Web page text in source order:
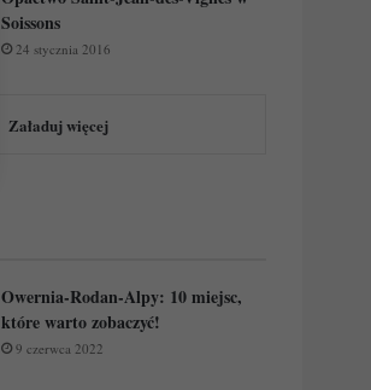
Soissons
24 stycznia 2016
Załaduj więcej
Owernia-Rodan-Alpy: 10 miejsc,
które warto zobaczyć!
9 czerwca 2022